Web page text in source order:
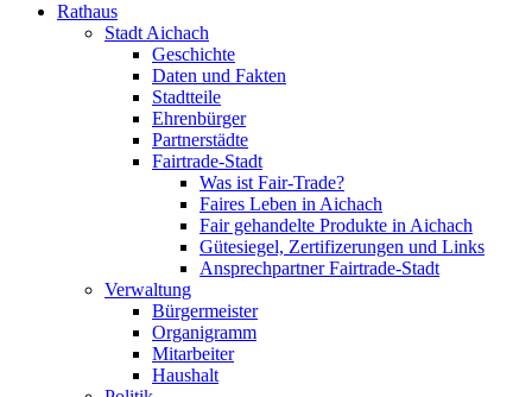
Rathaus
Stadt Aichach
Geschichte
Daten und Fakten
Stadtteile
Ehrenbürger
Partnerstädte
Fairtrade-Stadt
Was ist Fair-Trade?
Faires Leben in Aichach
Fair gehandelte Produkte in Aichach
Gütesiegel, Zertifizerungen und Links
Ansprechpartner Fairtrade-Stadt
Verwaltung
Bürgermeister
Organigramm
Mitarbeiter
Haushalt